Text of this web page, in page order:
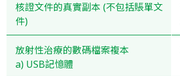
核證文件的真實副本 (不包括賬單文
件)
放射性治療的數碼檔案複本
a) USB記憶體